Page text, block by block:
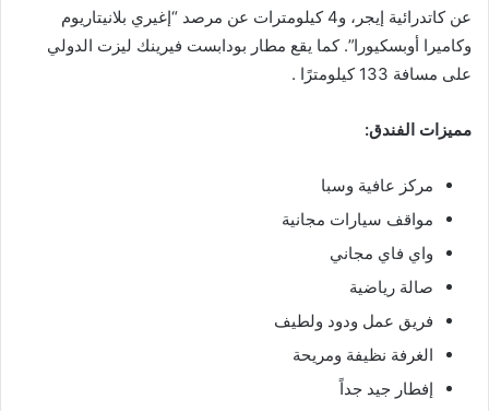
عن كاتدرائية إيجر، و4 كيلومترات عن مرصد “إغيري بلانيتاريوم
وكاميرا أوبسكيورا”. كما يقع مطار بودابست فيرينك ليزت الدولي
على مسافة 133 كيلومترًا .
مميزات الفندق:
مركز عافية وسبا
مواقف سيارات مجانية
واي فاي مجاني
صالة رياضية
فريق عمل ودود ولطيف
الغرفة نظيفة ومريحة
إفطار جيد جداً